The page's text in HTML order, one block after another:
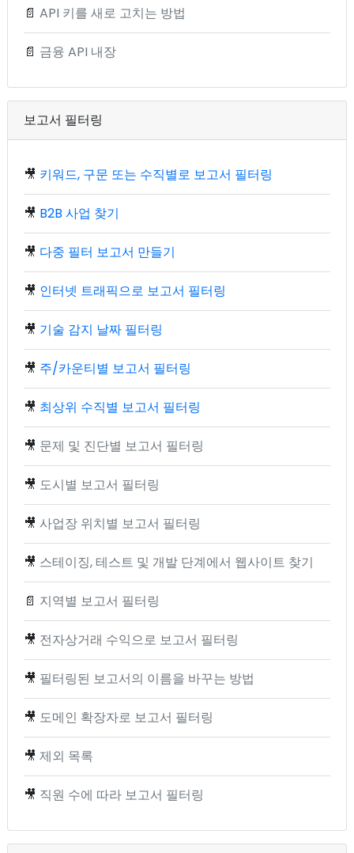
📄 API 키를 새로 고치는 방법
📄 금융 API 내장
보고서 필터링
🎥 키워드, 구문 또는 수직별로 보고서 필터링
🎥 B2B 사업 찾기
🎥 다중 필터 보고서 만들기
🎥 인터넷 트래픽으로 보고서 필터링
🎥 기술 감지 날짜 필터링
🎥 주/카운티별 보고서 필터링
🎥 최상위 수직별 보고서 필터링
🎥 문제 및 진단별 보고서 필터링
🎥 도시별 보고서 필터링
🎥 사업장 위치별 보고서 필터링
🎥 스테이징, 테스트 및 개발 단계에서 웹사이트 찾기
📄 지역별 보고서 필터링
🎥 전자상거래 수익으로 보고서 필터링
🎥 필터링된 보고서의 이름을 바꾸는 방법
🎥 도메인 확장자로 보고서 필터링
🎥 제외 목록
🎥 직원 수에 따라 보고서 필터링